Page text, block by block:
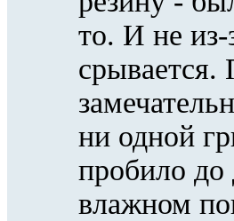
то. И не из-
срывается.
ни одной
пробило
влажном